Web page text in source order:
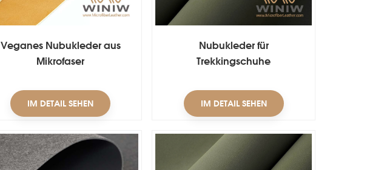
Veganes Nubukleder aus
Mikrofaser
IM DETAIL SEHEN
Nubukleder für
Trekkingschuhe
IM DETAIL SEHEN